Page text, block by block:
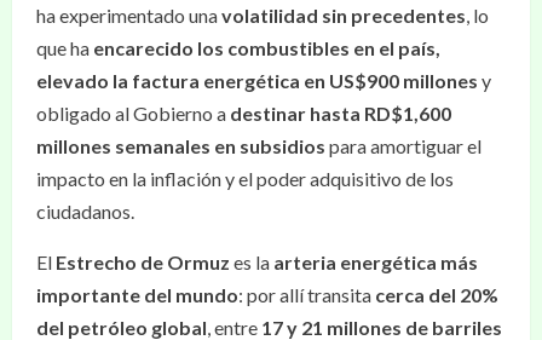
ha experimentado unavolatilidad sin precedentes, lo
que ha encarecido los combustibles en el país,
elevado la factura energética en US$900 millones y
obligado al Gobierno a destinar hasta RD$1,600
millones semanales en subsidios para amortiguar el
impacto en la inflación y el poder adquisitivo de los
ciudadanos.
El Estrecho de Ormuz es la arteria energética más
importante del mundo: por allí transita cerca del 20%
del petróleo global, entre 17 y 21 millones de barriles